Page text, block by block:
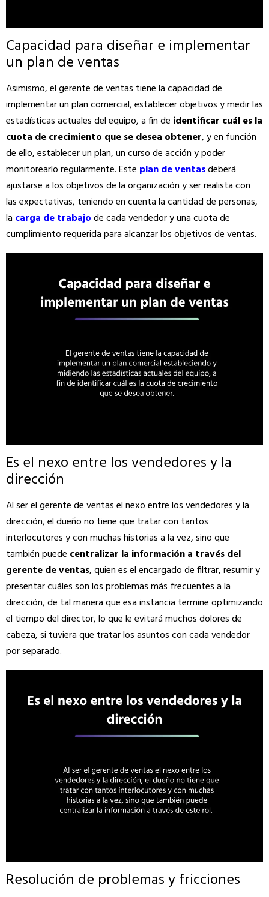
Capacidad para diseñar e implementar
un plan de ventas
Asimismo, el gerente de ventas tiene la capacidad de
implementar un plan comercial, establecer objetivos y medir las
estadísticas actuales del equipo, a fin de identificar cuál es la
cuota de crecimiento que se desea obtener, y en función
de ello, establecer un plan, un curso de acción y poder
monitorearlo regularmente. Este plan de ventasdeberá
ajustarse a los objetivos de la organización y ser realista con
las expectativas, teniendo en cuenta la cantidad de personas,
la carga de trabajode cada vendedor y una cuota de
cumplimiento requerida para alcanzar los objetivos de ventas.
Es el nexo entre los vendedores y la
dirección
Al ser el gerente de ventas el nexo entre los vendedores y la
dirección, el dueño no tiene que tratar con tantos
interlocutores y con muchas historias a la vez, sino que
también puede centralizar la información a través del
gerente de ventas, quien es el encargado de filtrar, resumir y
presentar cuáles son los problemas más frecuentes a la
dirección, de tal manera que esa instancia termine optimizando
el tiempo del director, lo que le evitará muchos dolores de
cabeza, si tuviera que tratar los asuntos con cada vendedor
por separado.
Resolución de problemas y fricciones